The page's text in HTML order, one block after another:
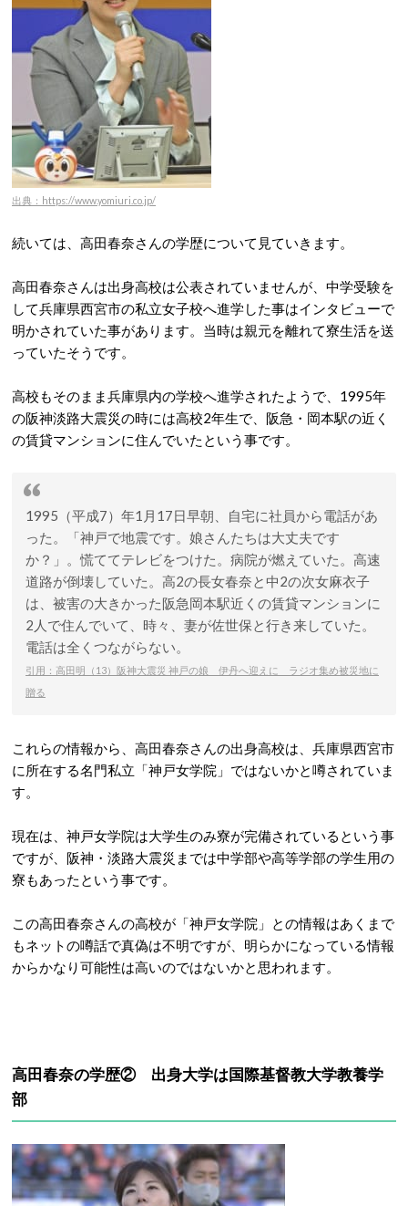
出典：https://www.yomiuri.co.jp/
続いては、高田春奈さんの学歴について見ていきます。
高田春奈さんは出身高校は公表されていませんが、中学受験を
して兵庫県西宮市の私立女子校へ進学した事はインタビューで
明かされていた事があります。当時は親元を離れて寮生活を送
っていたそうです。
高校もそのまま兵庫県内の学校へ進学されたようで、1995年
の阪神淡路大震災の時には高校2年生で、阪急・岡本駅の近く
の賃貸マンションに住んでいたという事です。
1995（平成7）年1月17日早朝、自宅に社員から電話があ
った。「神戸で地震です。娘さんたちは大丈夫です
か？」。慌ててテレビをつけた。病院が燃えていた。高速
道路が倒壊していた。高2の長女春奈と中2の次女麻衣子
は、被害の大きかった阪急岡本駅近くの賃貸マンションに
2人で住んでいて、時々、妻が佐世保と行き来していた。
電話は全くつながらない。
引用：高田明（13）阪神大震災 神戸の娘 伊丹へ迎えに ラジオ集め被災地に
贈る
これらの情報から、高田春奈さんの出身高校は、兵庫県西宮市
に所在する名門私立「神戸女学院」ではないかと噂されていま
す。
現在は、神戸女学院は大学生のみ寮が完備されているという事
ですが、阪神・淡路大震災までは中学部や高等学部の学生用の
寮もあったという事です。
この高田春奈さんの高校が「神戸女学院」との情報はあくまで
もネットの噂話で真偽は不明ですが、明らかになっている情報
からかなり可能性は高いのではないかと思われます。
高田春奈の学歴② 出身大学は国際基督教大学教養学
部